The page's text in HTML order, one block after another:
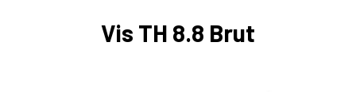
Vis TH 8.8 Brut